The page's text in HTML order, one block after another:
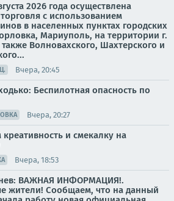
2026 года осуществлена
с использованием
в населенных пунктах городских
Мариуполь, на территории г.
Волновахского, Шахтерского и
Вчера, 20:45
Беспилотная опасность по
Вчера, 20:27
и смекалку на
Вчера, 18:53
ВАЖНАЯ ИНФОРМАЦИЯ!.
жители! Сообщаем, что на данный